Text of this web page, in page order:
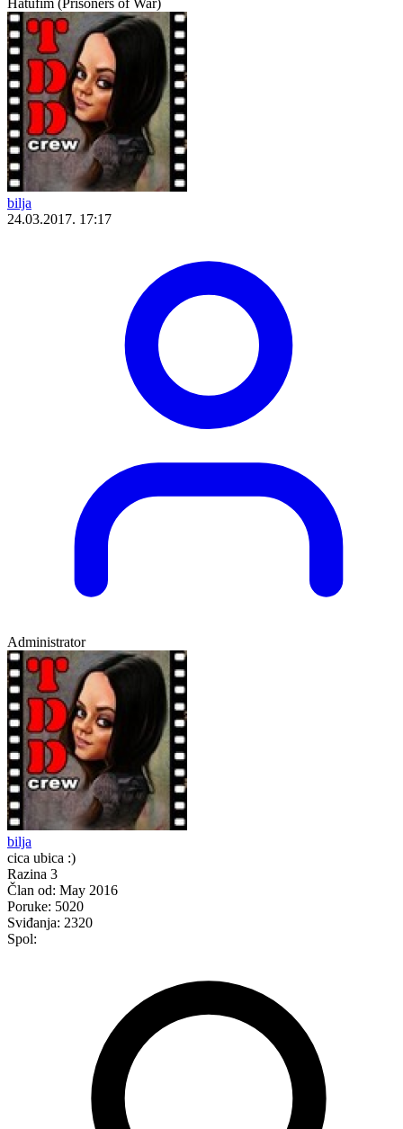
bilja
24.03.2017. 17:17
Administrator
bilja
cica ubica :)
Razina 3
Član od: May 2016
Poruke: 5020
Sviđanja: 2320
Spol: